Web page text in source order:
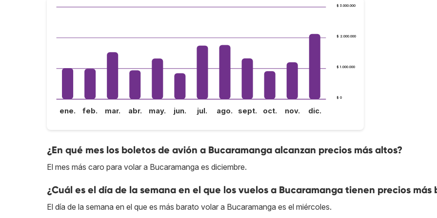
$ 0
$ 1.000.000
$ 2.000.000
$ 3.000.000
ene. feb. mar. abr. may. jun. jul. ago. sept. oct. nov. dic.
¿En qué mes los boletos de avión a Bucaramanga alcanzan precios más altos?
El mes más caro para volar a Bucaramanga es diciembre.
¿Cuál es el día de la semana en el que los vuelos a Bucaramanga tienen precios más
El día de la semana en el que es más barato volar a Bucaramanga es el miércoles.